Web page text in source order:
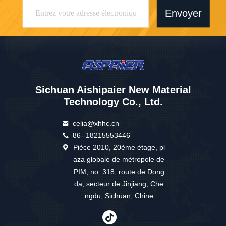
Envoyer
Sichuan Aishipaier New Material
Technology Co., Ltd.
celia@xhhc.cn
86--18215553446
Pièce 2010, 20ème étage, pl
aza globale de métropole de
PIM, no. 318, route de Dong
da, secteur de Jinjiang, Che
ngdu, Sichuan, Chine